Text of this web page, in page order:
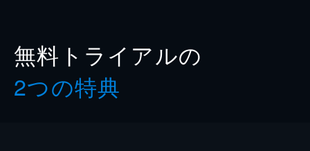
無料トライアルの
2つの特典